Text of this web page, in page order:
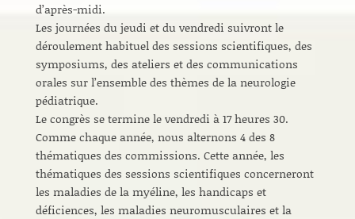
d’après-midi.
Les journées du jeudi et du vendredi suivront le
déroulement habituel des sessions scientifiques, des
symposiums, des ateliers et des communications
orales sur l’ensemble des thèmes de la neurologie
pédiatrique.
Le congrès se termine le vendredi à 17 heures 30.
Comme chaque année, nous alternons 4 des 8
thématiques des commissions. Cette année, les
thématiques des sessions scientifiques concerneront
les maladies de la myéline, les handicaps et
déficiences, les maladies neuromusculaires et la